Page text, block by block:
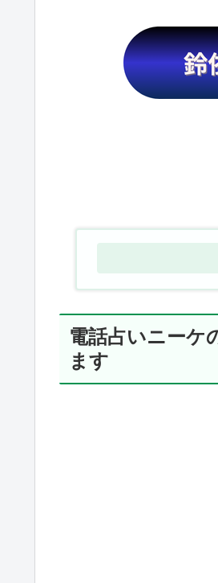
電話占いニーケ
ます